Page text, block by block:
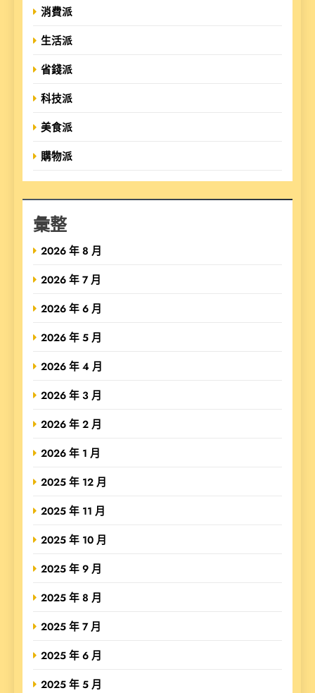
消費派
生活派
省錢派
科技派
美食派
購物派
彙整
2026 年 8 月
2026 年 7 月
2026 年 6 月
2026 年 5 月
2026 年 4 月
2026 年 3 月
2026 年 2 月
2026 年 1 月
2025 年 12 月
2025 年 11 月
2025 年 10 月
2025 年 9 月
2025 年 8 月
2025 年 7 月
2025 年 6 月
2025 年 5 月